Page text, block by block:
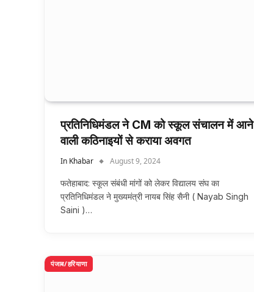
प्रतिनिधिमंडल ने CM को स्कूल संचालन में आने
वाली कठिनाइयों से कराया अवगत
In Khabar August 9, 2024
फतेहाबाद: स्कूल संबंधी मांगों को लेकर विद्यालय संघ का
प्रतिनिधिमंडल ने मुख्यमंत्री नायब सिंह सैनी ( Nayab Singh
Saini )…
पंजाब/हरियाणा